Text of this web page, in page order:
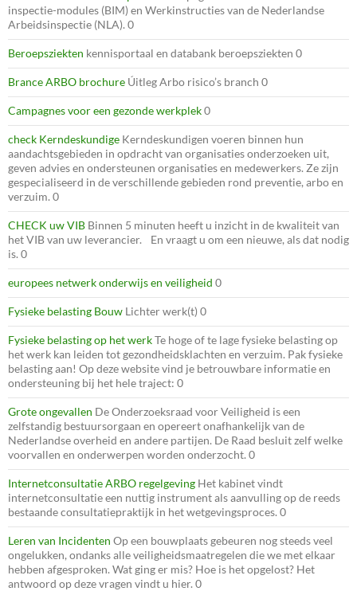
inspectie-modules (BIM) en Werkinstructies van de Nederlandse
Arbeidsinspectie (NLA). 0
Beroepsziekten kennisportaal en databank beroepsziekten 0
Brance ARBO brochure Úitleg Arbo risico’s branch 0
Campagnes voor een gezonde werkplek0
check Kerndeskundige Kerndeskundigen voeren binnen hun
aandachtsgebieden in opdracht van organisaties onderzoeken uit,
geven advies en ondersteunen organisaties en medewerkers. Ze zijn
gespecialiseerd in de verschillende gebieden rond preventie, arbo en
verzuim. 0
CHECK uw VIB Binnen 5 minuten heeft u inzicht in de kwaliteit van
het VIB van uw leverancier. En vraagt u om een nieuwe, als dat nodig
is. 0
europees netwerk onderwijs en veiligheid 0
Fysieke belasting Bouw Lichter werk(t) 0
Fysieke belasting op het werkTe hoge of te lage fysieke belasting op
het werk kan leiden tot gezondheidsklachten en verzuim. Pak fysieke
belasting aan! Op deze website vind je betrouwbare informatie en
ondersteuning bij het hele traject: 0
Grote ongevallen De Onderzoeksraad voor Veiligheid is een
zelfstandig bestuursorgaan en opereert onafhankelijk van de
Nederlandse overheid en andere partijen. De Raad besluit zelf welke
voorvallen en onderwerpen worden onderzocht. 0
Internetconsultatie ARBO regelgeving Het kabinet vindt
internetconsultatie een nuttig instrument als aanvulling op de reeds
bestaande consultatiepraktijk in het wetgevingsproces. 0
Leren van Incidenten Op een bouwplaats gebeuren nog steeds veel
ongelukken, ondanks alle veiligheidsmaatregelen die we met elkaar
hebben afgesproken. Wat ging er mis? Hoe is het opgelost? Het
antwoord op deze vragen vindt u hier. 0